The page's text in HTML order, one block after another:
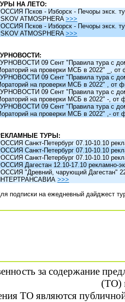
НА ЛЕТО:
Псков - Изборск - Печоры экск.
ATMOSPHERA >>>
Псков - Изборск - Печоры экск.
ATMOSPHERA >>>
09 Сент "Правила тура с
на проверки МСБ в 2022" _,
09 Сент "Правила тура с
на проверки МСБ в 2022" ,
09 Сент "Правила тура с
на проверки МСБ в 2022" -,
09 Сент "Правила тура с
на проверки МСБ в 2022" ,-
ТУРЫ:
Санкт-Петербург 07.10-10.10
Санкт-Петербург 07.10-10.10
Санкт-Петербург 07.10-10.10
Дагестан 12.10-17.10 рекламно-
"Древний, чарующий Дагестан"
>>>
подписки на ежедневный дайджест
за содержание
(ТО)
ТО являются